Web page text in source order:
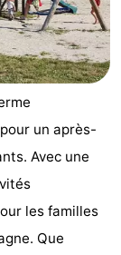
un après-
Avec une
les familles
Que